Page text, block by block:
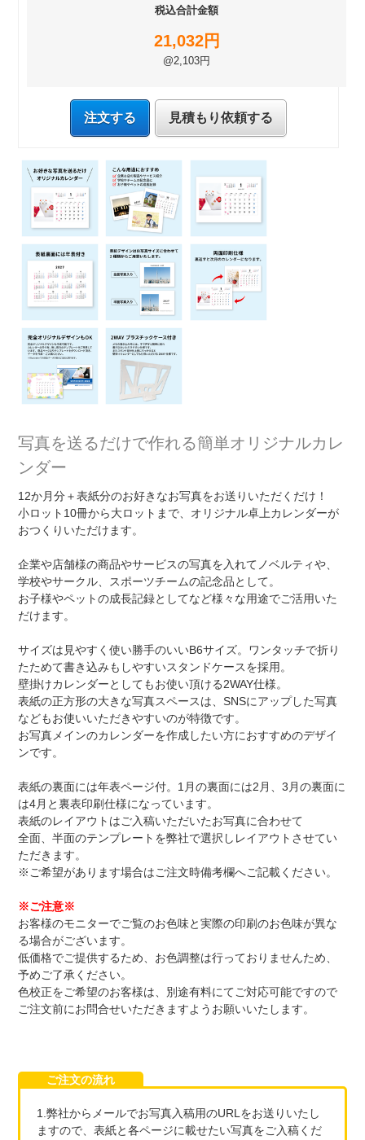
税込合計金額
21,032円
@2,103円
注文する 見積もり依頼する
写真を送るだけで作れる簡単オリジナルカレ
ンダー
12か月分＋表紙分のお好きなお写真をお送りいただくだけ！
小ロット10冊から大ロットまで、オリジナル卓上カレンダーが
おつくりいただけます。
企業や店舗様の商品やサービスの写真を入れてノベルティや、
学校やサークル、スポーツチームの記念品として。
お子様やペットの成長記録としてなど様々な用途でご活用いた
だけます。
サイズは見やすく使い勝手のいいB6サイズ。ワンタッチで折り
たためて書き込みもしやすいスタンドケースを採用。
壁掛けカレンダーとしてもお使い頂ける2WAY仕様。
表紙の正方形の大きな写真スペースは、SNSにアップした写真
などもお使いいただきやすいのが特徴です。
お写真メインのカレンダーを作成したい方におすすめのデザイ
ンです。
表紙の裏面には年表ページ付。1月の裏面には2月、3月の裏面に
は4月と裏表印刷仕様になっています。
表紙のレイアウトはご入稿いただいたお写真に合わせて
全面、半面のテンプレートを弊社で選択しレイアウトさせてい
ただきます。
※ご希望があります場合はご注文時備考欄へご記載ください。
※ご注意※
お客様のモニターでご覧のお色味と実際の印刷のお色味が異な
る場合がございます。
低価格でご提供するため、お色調整は行っておりませんため、
予めご了承ください。
色校正をご希望のお客様は、別途有料にてご対応可能ですので
ご注文前にお問合せいただきますようお願いいたします。
ご注文の流れ
1.弊社からメールでお写真入稿用のURLをお送りいたし
ますので、表紙と各ページに載せたい写真をご入稿くだ